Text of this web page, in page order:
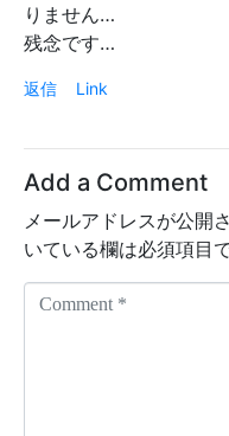
りません…
残念です…
返信 Link
Add a Comment
メールアドレスが公開
いている欄は必須項目